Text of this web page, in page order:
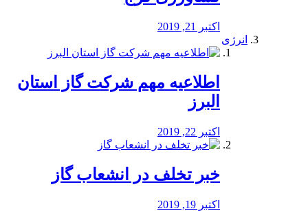
اکتبر 21, 2019
انرژی
️اطلاعیه مهم شرکت گاز استان
البرز
اکتبر 22, 2019
خبر تخلف در انشعاب گاز
اکتبر 19, 2019